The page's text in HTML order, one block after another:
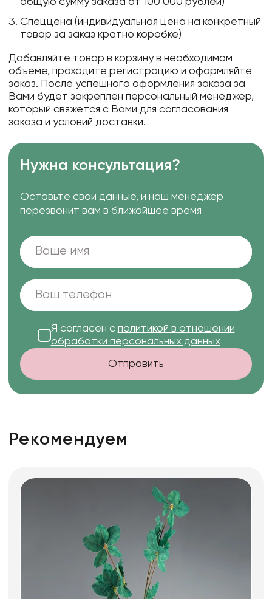
Спеццена (индивидуальная цена на конкретный
товар за заказ кратно коробке)
Добавляйте товар в корзину в необходимом
объеме, проходите регистрацию и оформляйте
заказ. После успешного оформления заказа за
Вами будет закреплен персональный менеджер,
который свяжется с Вами для согласования
заказа и условий доставки.
Нужна консультация?
Оставьте свои данные, и наш менеджер
перезвонит вам в ближайшее время
Я согласен с политикой в отношении
обработки персональных данных
Отправить
Рекомендуем